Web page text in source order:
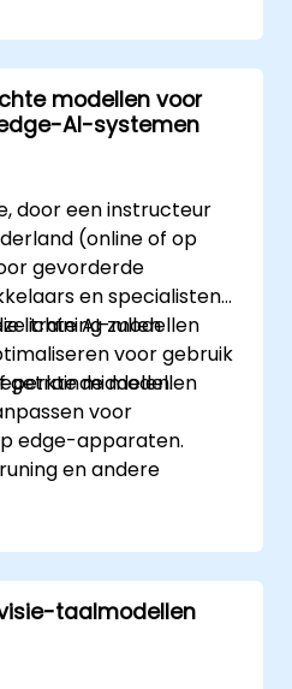
geheugen.
triggers voor
te stellen op basis van
in de gegevens.
te integreren
CI/CD- en MLOps-
modellen voor
AI-systemen
door een instructeur
(online of op
gevorderde
en specialisten
lichte AI-modellen
voor gebruik
middelen.
training zullen
getrainde modellen
voor
edge-apparaten.
en andere
te
met behulp van
voor optimale
taken.
modellen
taalmodellen